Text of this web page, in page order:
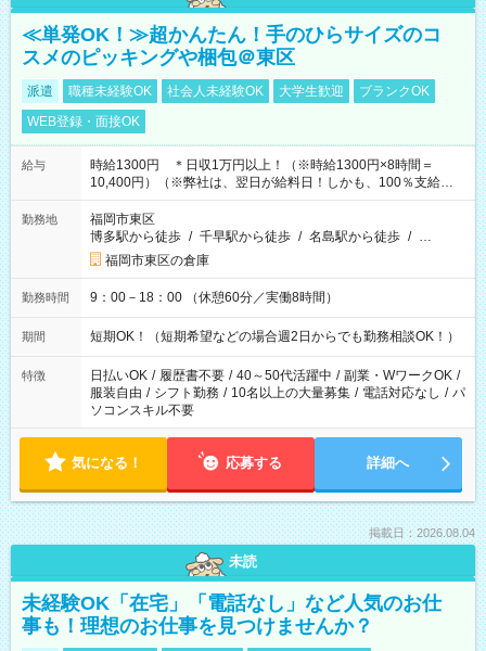
≪単発OK！≫超かんたん！手のひらサイズのコ
スメのピッキングや梱包＠東区
派遣 職種未経験OK 社会人未経験OK 大学生歓迎
ブランクOK
WEB登録・面接OK
給与
時給1300円 ＊日収1万円以上！（※時給1300円×8時間＝
10,400円）（※弊社は、翌日が給料日！しかも、100％支給な
ので働いた分がすぐにもらえる！）
勤務地
福岡市東区
博多駅から徒歩 / 千早駅から徒歩 / 名島駅から徒歩 / …
福岡市東区の倉庫
勤務時間 9：00－18：00 （休憩60分／実働8時間）
期間 短期OK！（短期希望などの場合週2日からでも勤務相談OK！）
特徴 日払いOK / 履歴書不要 / 40～50代活躍中 / 副業・WワークOK /
服装自由 / シフト勤務 / 10名以上の大量募集 / 電話対応なし / パ
ソコンスキル不要
気になる！ 応募する 詳細へ
掲載日：2026.08.04
未読
未経験OK「在宅」「電話なし」など人気のお仕
事も！理想のお仕事を見つけませんか？